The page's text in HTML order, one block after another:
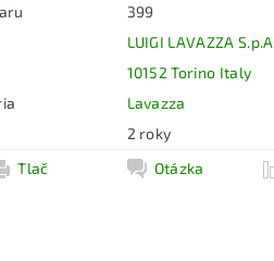
399
LUIGI LAVAZZA
10152 Torino Italy
Lavazza
2 roky
Tlač
Otázka